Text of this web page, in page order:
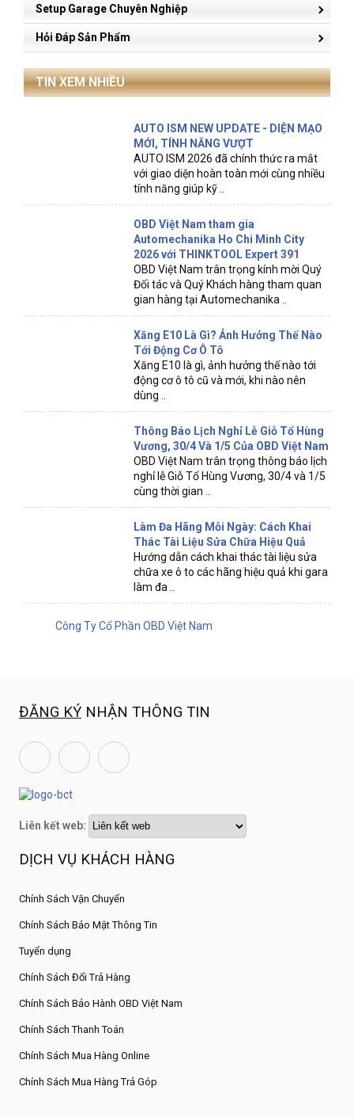
Setup Garage Chuyên Nghiệp
Hỏi Đáp Sản Phẩm
TIN XEM NHIỀU
AUTO ISM NEW UPDATE - DIỆN MẠO
MỚI, TÍNH NĂNG VƯỢT
AUTO ISM 2026 đã chính thức ra mắt
với giao diện hoàn toàn mới cùng nhiều
tính năng giúp kỹ ..
OBD Việt Nam tham gia
Automechanika Ho Chi Minh City
2026 với THINKTOOL Expert 391
OBD Việt Nam trân trọng kính mời Quý
Đối tác và Quý Khách hàng tham quan
gian hàng tại Automechanika ..
Xăng E10 Là Gì? Ảnh Hưởng Thế Nào
Tới Động Cơ Ô Tô
Xăng E10 là gì, ảnh hưởng thế nào tới
động cơ ô tô cũ và mới, khi nào nên
dùng ..
Thông Báo Lịch Nghỉ Lễ Giỗ Tổ Hùng
Vương, 30/4 Và 1/5 Của OBD Việt Nam
OBD Việt Nam trân trọng thông báo lịch
nghỉ lễ Giỗ Tổ Hùng Vương, 30/4 và 1/5
cùng thời gian ..
Làm Đa Hãng Mỗi Ngày: Cách Khai
Thác Tài Liệu Sửa Chữa Hiệu Quả
Hướng dẫn cách khai thác tài liệu sửa
chữa xe ô to các hãng hiệu quả khi gara
làm đa ..
Công Ty Cổ Phần OBD Việt Nam
ĐĂNG KÝ NHẬN THÔNG TIN
Liên kết web:
DỊCH VỤ KHÁCH HÀNG
Chính Sách Vận Chuyển
Chính Sách Bảo Mật Thông Tin
Tuyển dụng
Chính Sách Đổi Trả Hàng
Chính Sách Bảo Hành OBD Việt Nam
Chính Sách Thanh Toán
Chính Sách Mua Hàng Online
Chính Sách Mua Hàng Trả Góp